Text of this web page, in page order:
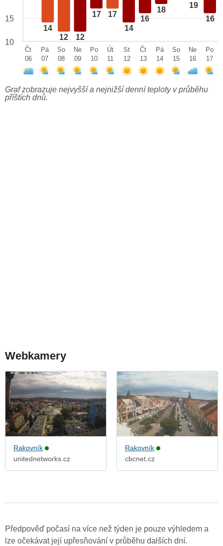
14
12 12
17 17
14
16
18
19
16
15
10
Čt
06
Pá
07
So
08
Ne
09
Po
10
Út
11
St
12
Čt
13
Pá
14
So
15
Ne
16
Po
17
Graf zobrazuje nejvyšší a nejnižší denní teploty v průběhu
příštích dnů.
Webkamery
Rakovník
unitednetworks.cz
Rakovník
cbcnet.cz
Předpověď počasí na více než týden je pouze výhledem a
lze očekávat její upřesňování v průběhu dalších dní.